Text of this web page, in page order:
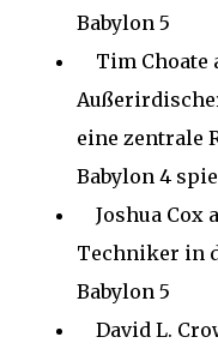
Babylon 5
Tim Choate
eine zentrale
Babylon 4
Joshua Cox
Techniker in
Babylon 5
David L.